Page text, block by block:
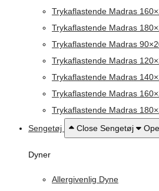
Trykaflastende Madras
Trykaflastende Madras
Trykaflastende Madras
Trykaflastende Madras
Trykaflastende Madras
Trykaflastende Madras
Trykaflastende Madras
Sengetøj
Close Sengetøj
Dyner
Allergivenlig Dyne